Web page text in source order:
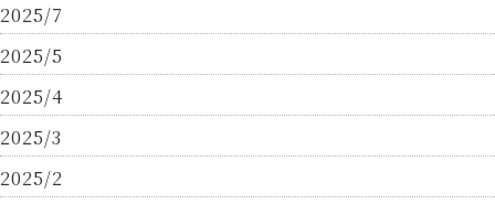
2025/7
2025/5
2025/4
2025/3
2025/2